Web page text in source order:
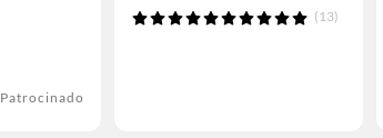
Patrocinado
(13)